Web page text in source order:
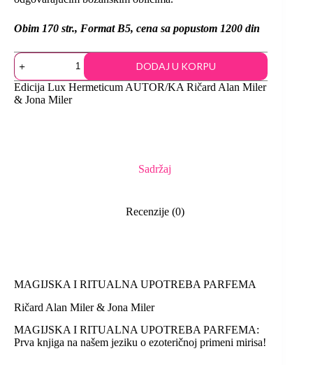
Obim 170 str., Format B5, cena sa popustom 1200 din
DODAJ U KORPU
Edicija Lux Hermeticum AUTOR/KA Ričard Alan Miler
& Jona Miler
Sadržaj
Recenzije (0)
MAGIJSKA I RITUALNA UPOTREBA PARFEMA
Ričard Alan Miler & Jona Miler
MAGIJSKA I RITUALNA UPOTREBA PARFEMA:
Prva knjiga na našem jeziku o ezoteričnoj primeni mirisa!